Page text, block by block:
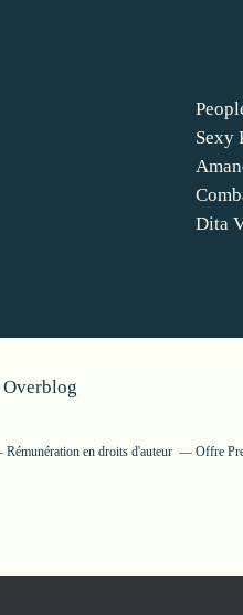
Sexy
Dita
Overblog
Rémunération en droits d'auteur Offre